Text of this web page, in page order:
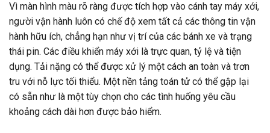
Vì màn hình màu rõ ràng được tích hợp vào cánh tay máy xới,
người vận hành luôn có chế độ xem tất cả các thông tin vận
hành hữu ích, chẳng hạn như vị trí của các bánh xe và trạng
thái pin. Các điều khiển máy xới là trực quan, tỷ lệ và tiện
dụng. Tải nặng có thể được xử lý một cách an toàn và trơn
tru với nỗ lực tối thiểu. Một nền tảng toán tử có thể gập lại
có sẵn như là một tùy chọn cho các tình huống yêu cầu
khoảng cách dài hơn được bảo hiểm.